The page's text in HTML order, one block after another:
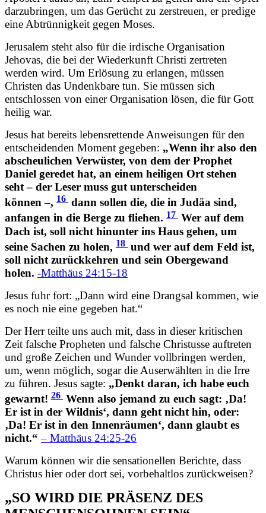
darzubringen, um das Gerücht zu zerstreuen, er predige
eine Abtrünnigkeit gegen Moses.
Jerusalem steht also für die irdische Organisation
Jehovas, die bei der Wiederkunft Christi zertreten
werden wird. Um Erlösung zu erlangen, müssen
Christen das Undenkbare tun. Sie müssen sich
entschlossen von einer Organisation lösen, die für Gott
heilig war.
Jesus hat bereits lebensrettende Anweisungen für den
entscheidenden Moment gegeben: „Wenn ihr also den
abscheulichen Verwüster, von dem der Prophet
Daniel geredet hat, an einem heiligen Ort stehen
seht – der Leser muss gut unterscheiden
können –, 16 dann sollen die, die in Judäa sind,
anfangen in die Berge zu fliehen. 17 Wer auf dem
Dach ist, soll nicht hinunter ins Haus gehen, um
seine Sachen zu holen, 18 und wer auf dem Feld ist,
soll nicht zurückkehren und sein Obergewand
holen. -Matthäus 24:15-18
Jesus fuhr fort: „Dann wird eine Drangsal kommen, wie
es noch nie eine gegeben hat.“
Der Herr teilte uns auch mit, dass in dieser kritischen
Zeit falsche Propheten und falsche Christusse auftreten
und große Zeichen und Wunder vollbringen werden,
um, wenn möglich, sogar die Auserwählten in die Irre
zu führen. Jesus sagte: „Denkt daran, ich habe euch
gewarnt! 26 Wenn also jemand zu euch sagt: ‚Da!
Er ist in der Wildnis‘, dann geht nicht hin, oder:
‚Da! Er ist in den Innenräumen‘, dann glaubt es
nicht.“– Matthäus 24:25-26
Warum können wir die sensationellen Berichte, dass
Christus hier oder dort sei, vorbehaltlos zurückweisen?
„SO WIRD DIE PRÄSENZ DES